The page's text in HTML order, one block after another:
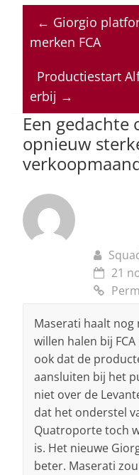
at
s
p
p
c
e
o
o
k
← Giorgio
merken FCA
Productiestart
erbij →
Een gedachte
opnieuw
21
Maserati haalt nog
willen halen bij
ook dat de
aansluiten bij het
niet over de
dat het onderstel
Quatroporte toch
is. Het nieuwe
beter. Maserati